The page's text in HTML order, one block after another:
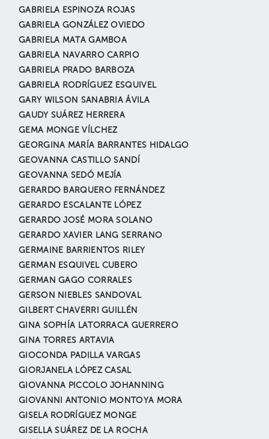
GABRIELA ESPINOZA ROJAS
GABRIELA GONZÁLEZ OVIEDO
GABRIELA MATA GAMBOA
GABRIELA NAVARRO CARPIO
GABRIELA PRADO BARBOZA
GABRIELA RODRÍGUEZ ESQUIVEL
GARY WILSON SANABRIA ÁVILA
GAUDY SUÁREZ HERRERA
GEMA MONGE VÍLCHEZ
GEORGINA MARÍA BARRANTES HIDALGO
GEOVANNA CASTILLO SANDÍ
GEOVANNA SEDÓ MEJÍA
GERARDO BARQUERO FERNÁNDEZ
GERARDO ESCALANTE LÓPEZ
GERARDO JOSÉ MORA SOLANO
GERARDO XAVIER LANG SERRANO
GERMAINE BARRIENTOS RILEY
GERMAN ESQUIVEL CUBERO
GERMAN GAGO CORRALES
GERSON NIEBLES SANDOVAL
GILBERT CHAVERRI GUILLÉN
GINA SOPHÍA LATORRACA GUERRERO
GINA TORRES ARTAVIA
GIOCONDA PADILLA VARGAS
GIORJANELA LÓPEZ CASAL
GIOVANNA PICCOLO JOHANNING
GIOVANNI ANTONIO MONTOYA MORA
GISELA RODRÍGUEZ MONGE
GISELLA SUÁREZ DE LA ROCHA